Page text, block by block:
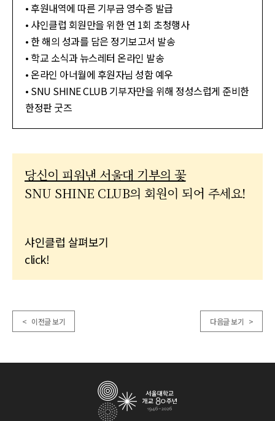
• 후원내역에 따른 기부금 영수증 발급
• 샤인클럽 회원만을 위한 연 1회 초청행사
• 한 해의 성과를 담은 정기보고서 발송
• 학교 소식과 뉴스레터 온라인 발송
• 온라인 아너월에 후원자님 성함 예우
• SNU SHINE CLUB 기부자만을 위해 정성스럽게 준비한
한정판 굿즈
당신이 피워낸 서울대 기부의 꽃
SNU SHINE CLUB의 회원이 되어 주세요!
샤인클럽 살펴보기
click!
< 이전글 보기 다음글 보기 >